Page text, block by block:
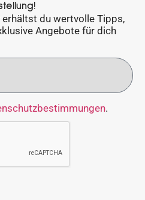
du wertvolle Tipps,
Angebote für dich
.